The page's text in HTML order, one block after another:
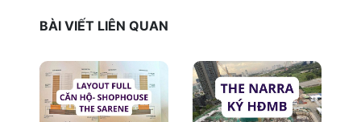
BÀI VIẾT LIÊN QUAN